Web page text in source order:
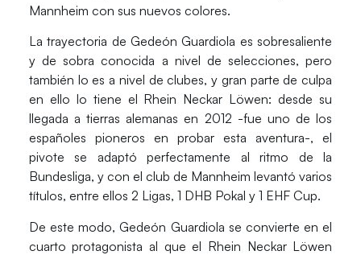
Mannheim con sus nuevos colores.
La trayectoria de Gedeón Guardiola es sobresaliente
y de sobra conocida a nivel de selecciones, pero
también lo es a nivel de clubes, y gran parte de culpa
en ello lo tiene el Rhein Neckar Löwen: desde su
llegada a tierras alemanas en 2012 -fue uno de los
españoles pioneros en probar esta aventura-, el
pivote se adaptó perfectamente al ritmo de la
Bundesliga, y con el club de Mannheim levantó varios
títulos, entre ellos 2 Ligas, 1 DHB Pokal y 1 EHF Cup.
De este modo, Gedeón Guardiola se convierte en el
cuarto protagonista al que el Rhein Neckar Löwen